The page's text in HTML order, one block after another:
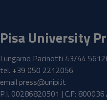
Pisa University
Lungarno Pacinotti 43/44
tel. +39 050 2212056
email press@unipi.it
P.I. 00286820501 | C.F: